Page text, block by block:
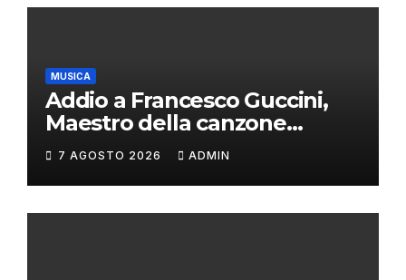
MUSICA
Addio a Francesco Guccini,
Maestro della canzone
d’autore
7 AGOSTO 2026 ADMIN